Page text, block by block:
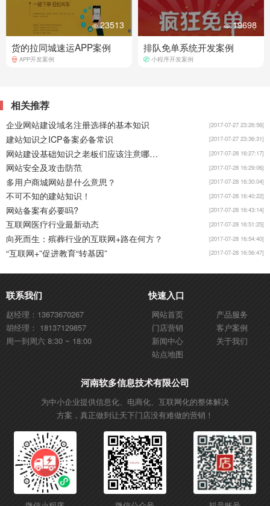
23513
货的拉同城速运APP案例
APP开发案例
19698
排队免单系统开发案例
小程序开发案例
相关推荐
企业网站建设域名注册选择的基本知识 [2017-07-27 23:26:56]
建站知识之ICP备案必备常识 [2017-07-27 23:36:31]
网站建设基础知识之老板们应该注意哪些？ [2017-07-28 16:27:17]
网站安全及攻击防范 [2017-07-28 16:29:06]
多用户商城网站是什么意思？ [2017-07-28 16:30:04]
不可不知的建站知识！ [2017-07-28 16:40:22]
网站备案有必要吗? [2017-07-28 16:43:14]
互联网医疗行业最新动态 [2017-07-28 16:51:25]
向死而生：殡葬行业的互联网+路在何方？ [2017-07-28 16:54:40]
“互联网+”促进教育“转基因” [2017-07-28 16:56:47]
联系我们
赵经理：13673670267
胡经理： 18137129857
周一到周六 8:30 ~ 18:00
快速入口
网站首页
产品服务
门店营销
客户案例
新闻中心
关于我们
站点地图
河南软多信息技术有限公司
为中小企业提供信息化、电商化、互联网化的整体解决
方案，真正做到让天下门店没有难做的营销！